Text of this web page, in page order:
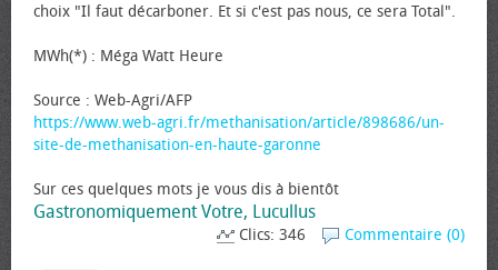
choix "Il faut décarboner. Et si c'est pas nous, ce sera Total".
MWh(*) : Méga Watt Heure
Source : Web-Agri/AFP
https://www.web-agri.fr/methanisation/article/898686/un-
site-de-methanisation-en-haute-garonne
Sur ces quelques mots je vous dis à bientôt
Gastronomiquement Votre, Lucullus
Commentaire (0)
Clics: 346